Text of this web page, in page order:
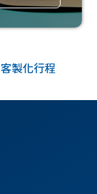
客製化行程